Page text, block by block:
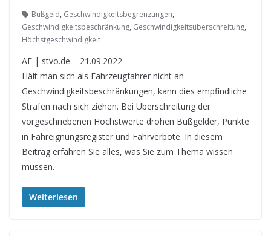
Bußgeld, Geschwindigkeitsbegrenzungen,
Geschwindigkeitsbeschränkung, Geschwindigkeitsüberschreitung,
Höchstgeschwindigkeit
AF | stvo.de – 21.09.2022
Hält man sich als Fahrzeugfahrer nicht an
Geschwindigkeitsbeschränkungen, kann dies empfindliche
Strafen nach sich ziehen. Bei Überschreitung der
vorgeschriebenen Höchstwerte drohen Bußgelder, Punkte
in Fahreignungsregister und Fahrverbote. In diesem
Beitrag erfahren Sie alles, was Sie zum Thema wissen
müssen.
Weiterlesen